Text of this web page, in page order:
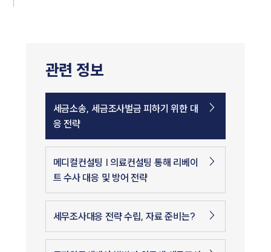
관련 정보
세금소송, 세금조사벌금 피하기 위한 대
응 전략
메디컬컨설팅 | 의료컨설팅 통해 리베이
트 수사 대응 및 방어 전략
세무조사대응 전략 수립, 자료 준비는?